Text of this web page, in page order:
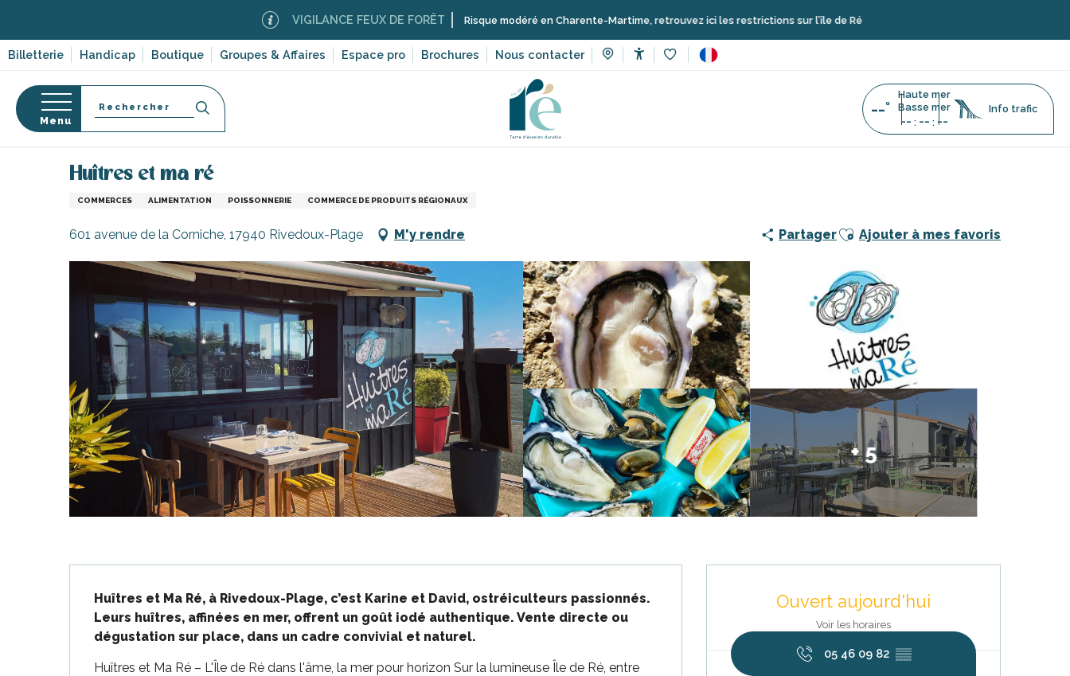
contenu
Billetterie Handicap Boutique Groupes & Affaires Espace pro Brochures Nous contacter
VIGILANCE FEUX DE FORÊT Risque modéré en Charente-Martime, retrouvez ici les restrictions sur l’île de Ré
Plage-en-
sur-
Menu
Recherche --°
Haute mer
Basse mer
-- : -- : --
Info trafic
Accueil
Huîtres et ma ré
COMMERCES ALIMENTATION POISSONNERIE COMMERCE DE PRODUITS RÉGIONAUX
601 avenue de la Corniche, 17940 Rivedoux-Plage M'y rendre PartagerAjouter aux favoris
Ajouter à mes favoris
+ 5
Ouvert aujourd'hui
Voir les horaires
05 46 09 82 ▒▒
Huîtres et Ma Ré, à Rivedoux-Plage, c’est Karine et David, ostréiculteurs passionnés.
Leurs huîtres, affinées en mer, offrent un goût iodé authentique. Vente directe ou
dégustation sur place, dans un cadre convivial et naturel.
Huîtres et Ma Ré – L'Île de Ré dans l'âme, la mer pour horizon Sur la lumineuse Île de Ré, entre